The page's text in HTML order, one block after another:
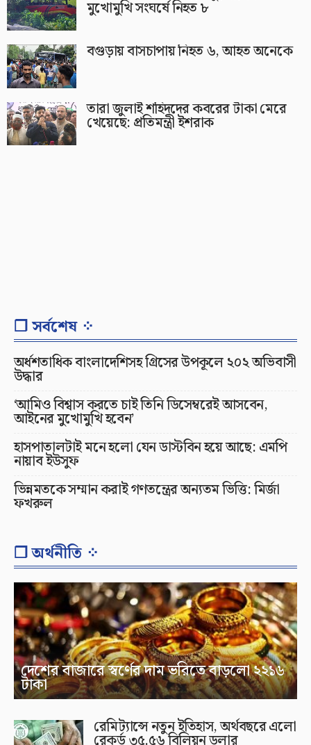
মুখোমুখি সংঘর্ষে নিহত ৮
বগুড়ায় বাসচাপায় নিহত ৬, আহত অনেকে
তারা জুলাই শহিদদের কবরের টাকা মেরে
খেয়েছে: প্রতিমন্ত্রী ইশরাক
❐ সর্বশেষ ⁘
অর্ধশতাধিক বাংলাদেশিসহ গ্রিসের উপকূলে ২০২ অভিবাসী
উদ্ধার
‘আমিও বিশ্বাস করতে চাই তিনি ডিসেম্বরেই আসবেন,
আইনের মুখোমুখি হবেন’
হাসপাতালটাই মনে হলো যেন ডাস্টবিন হয়ে আছে: এমপি
নায়াব ইউসুফ
ভিন্নমতকে সম্মান করাই গণতন্ত্রের অন্যতম ভিত্তি: মির্জা
ফখরুল
❐ অর্থনীতি ⁘
দেশের বাজারে স্বর্ণের দাম ভরিতে বাড়লো ২২১৬
টাকা
রেমিট্যান্সে নতুন ইতিহাস, অর্থবছরে এলো